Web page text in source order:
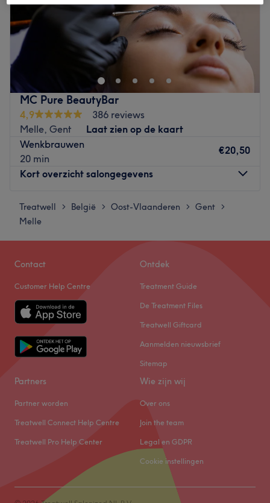
MC Pure BeautyBar
4,9
386 reviews
Melle, Gent
Laat zien op de kaart
Wenkbrauwen
20 min
€20,50
Kort overzicht salongegevens
Maandag 10:00–20:30
Dinsdag
Vrijdag
Zondag
.
Go to venue
Treatwell > België > Oost-Vlaanderen > Gent >
Melle
Contact
Customer Help Centre
Ontdek
Treatment Guide
De Treatment Files
Treatwell Giftcard
Aanmelden nieuwsbrief
Sitemap
Partners
Partner worden
Treatwell Connect Help Centre
Treatwell Pro Help Center
Wie zijn wij
Over ons
Join the team
Legal en GDPR
Cookie instellingen